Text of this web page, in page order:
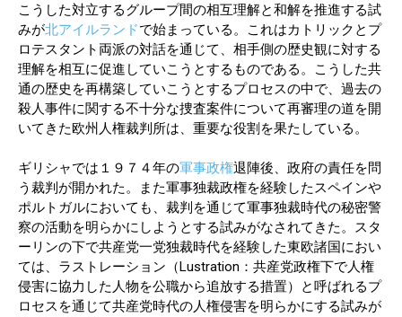
こうした対立するグループ間の相互理解と和解を推進する試
みが北アイルランドで始まっている。これはカトリックとプ
ロテスタント両派の対話を通じて、相手側の歴史観に対する
理解を相互に促進していこうとするものである。こうした共
通の歴史を再構築していこうとするプロセスの中で、過去の
殺人事件に関する不十分な捜査案件について再審理の道を開
いてきた欧州人権裁判所は、重要な役割を果たしている。
ギリシャでは１９７４年の軍事政権退陣後、政府の責任を問
う裁判が開かれた。また軍事独裁政権を経験したスペインや
ポルトガルにおいても、裁判を通じて軍事独裁時代の秘密警
察の活動を明らかにしようとする試みがなされてきた。スタ
ーリンの下で共産党一党独裁時代を経験した東欧諸国におい
ては、ラストレーション（Lustration：共産党政権下で人権
侵害に協力した人物を公職から追放する措置）と呼ばれるプ
ロセスを通じて共産党時代の人権侵害を明らかにする試みが